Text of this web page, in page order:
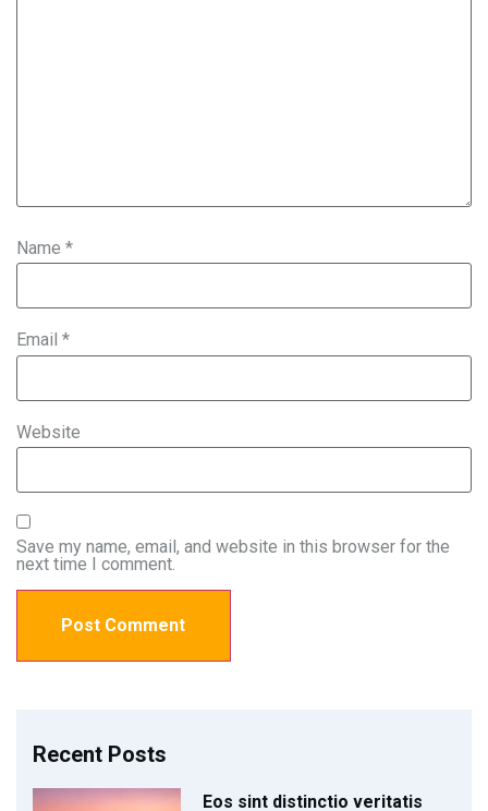
Name *
Email *
Website
Save my name, email, and website in this browser for the
next time I comment.
Recent Posts
Eos sint distinctio veritatis